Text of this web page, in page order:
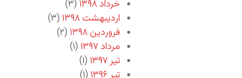
خرداد ۱۳۹۸
(۳)
اردیبهشت ۱۳۹۸
(۳)
فروردین ۱۳۹۸
(۲)
مرداد ۱۳۹۷
(۱)
تیر ۱۳۹۷
(۱)